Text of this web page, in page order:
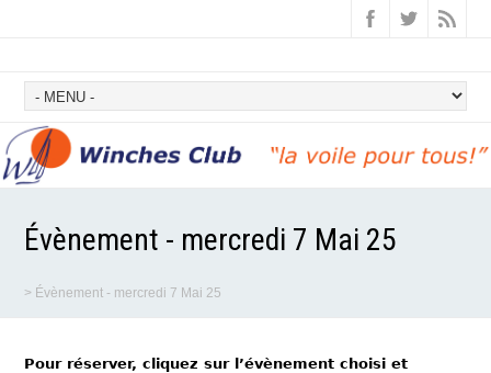
Évènement - mercredi 7 Mai 25
> Évènement - mercredi 7 Mai 25
Pour réserver, cliquez sur l’évènement choisi et